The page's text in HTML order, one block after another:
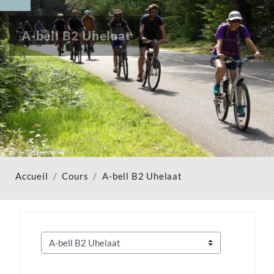
A-bell B2 Uhelaat
Accueil Cours A-bell B2 Uhelaat
Catégories de cours